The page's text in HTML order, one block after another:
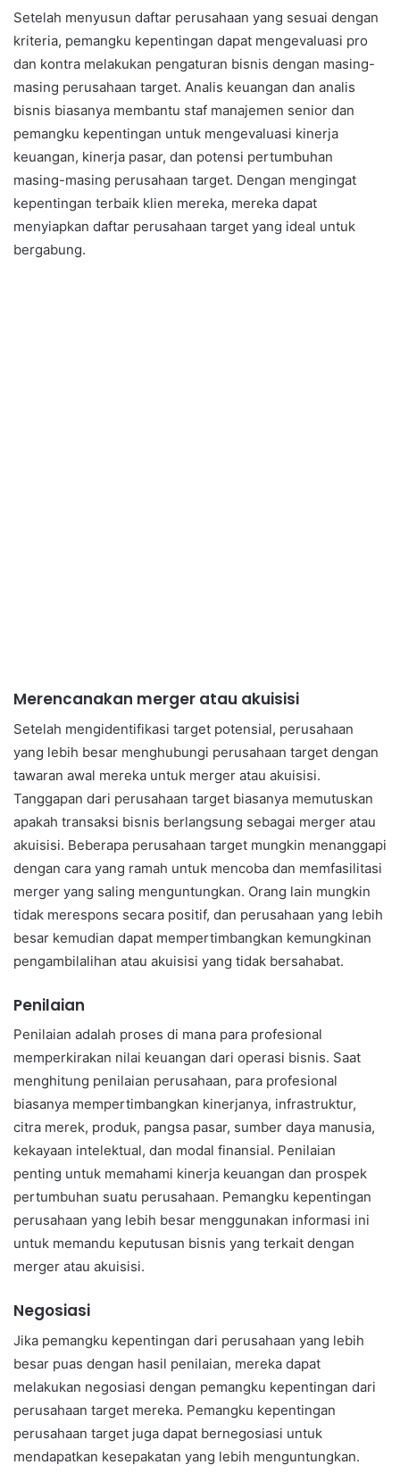
Setelah menyusun daftar perusahaan yang sesuai dengan
kriteria, pemangku kepentingan dapat mengevaluasi pro
dan kontra melakukan pengaturan bisnis dengan masing-
masing perusahaan target. Analis keuangan dan analis
bisnis biasanya membantu staf manajemen senior dan
pemangku kepentingan untuk mengevaluasi kinerja
keuangan, kinerja pasar, dan potensi pertumbuhan
masing-masing perusahaan target. Dengan mengingat
kepentingan terbaik klien mereka, mereka dapat
menyiapkan daftar perusahaan target yang ideal untuk
bergabung.
Merencanakan merger atau akuisisi
Setelah mengidentifikasi target potensial, perusahaan
yang lebih besar menghubungi perusahaan target dengan
tawaran awal mereka untuk merger atau akuisisi.
Tanggapan dari perusahaan target biasanya memutuskan
apakah transaksi bisnis berlangsung sebagai merger atau
akuisisi. Beberapa perusahaan target mungkin menanggapi
dengan cara yang ramah untuk mencoba dan memfasilitasi
merger yang saling menguntungkan. Orang lain mungkin
tidak merespons secara positif, dan perusahaan yang lebih
besar kemudian dapat mempertimbangkan kemungkinan
pengambilalihan atau akuisisi yang tidak bersahabat.
Penilaian
Penilaian adalah proses di mana para profesional
memperkirakan nilai keuangan dari operasi bisnis. Saat
menghitung penilaian perusahaan, para profesional
biasanya mempertimbangkan kinerjanya, infrastruktur,
citra merek, produk, pangsa pasar, sumber daya manusia,
kekayaan intelektual, dan modal finansial. Penilaian
penting untuk memahami kinerja keuangan dan prospek
pertumbuhan suatu perusahaan. Pemangku kepentingan
perusahaan yang lebih besar menggunakan informasi ini
untuk memandu keputusan bisnis yang terkait dengan
merger atau akuisisi.
Negosiasi
Jika pemangku kepentingan dari perusahaan yang lebih
besar puas dengan hasil penilaian, mereka dapat
melakukan negosiasi dengan pemangku kepentingan dari
perusahaan target mereka. Pemangku kepentingan
perusahaan target juga dapat bernegosiasi untuk
mendapatkan kesepakatan yang lebih menguntungkan.